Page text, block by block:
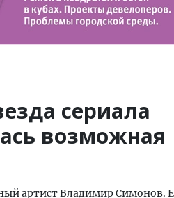
сериала
возможная
артист Владимир Симонов.